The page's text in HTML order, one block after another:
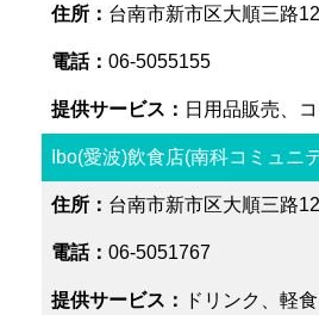
台南市新市区大順三路
06-5055155
日用品販売、
Ibo(愛波)飲食店(南科コミュニ
台南市新市区大順三路
06-5051767
ドリンク、軽食